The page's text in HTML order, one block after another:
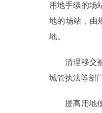
用地手续的场
地的场站，由
地。
清理移交被
城管执法等部
提高用地使